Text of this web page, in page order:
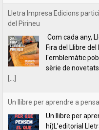
Lletra Impresa Edicions
del Pirineu
Com cada any,
Fira del Llibre
l'emblemàtic
sèrie de
[...]
Un llibre per aprendre a
Un llibre per
hi)L’editorial